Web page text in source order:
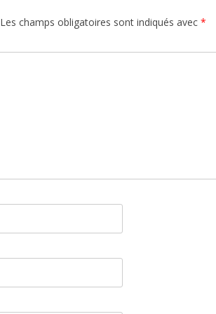
Les champs obligatoires sont indiqués avec *